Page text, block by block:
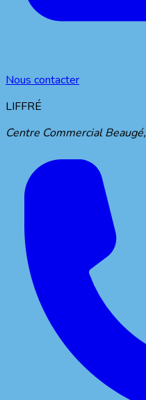
Nous contacter
LIFFRÉ
Centre Commercial Beaugé,